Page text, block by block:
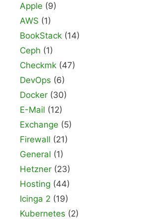
Apple (9)
AWS (1)
BookStack (14)
Ceph (1)
Checkmk (47)
DevOps (6)
Docker (30)
E-Mail (12)
Exchange (5)
Firewall (21)
General (1)
Hetzner (23)
Hosting (44)
Icinga 2 (19)
Kubernetes (2)